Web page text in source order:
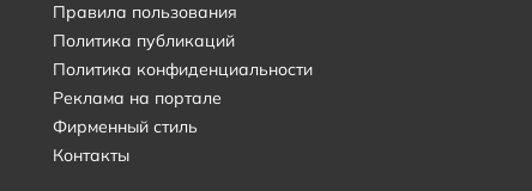
Правила пользования
Политика публикаций
Политика конфиденциальности
Реклама на портале
Фирменный стиль
Контакты